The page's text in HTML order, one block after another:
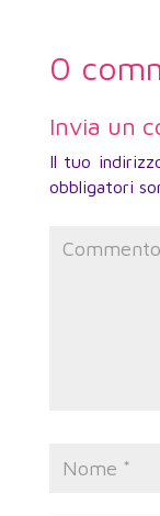
0
Invia un
Il tuo
obbligatori